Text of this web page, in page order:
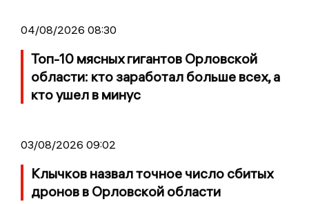
04/08/2026 08:30
Топ-10 мясных гигантов Орловской
области: кто заработал больше всех, а
кто ушел в минус
03/08/2026 09:02
Клычков назвал точное число сбитых
дронов в Орловской области